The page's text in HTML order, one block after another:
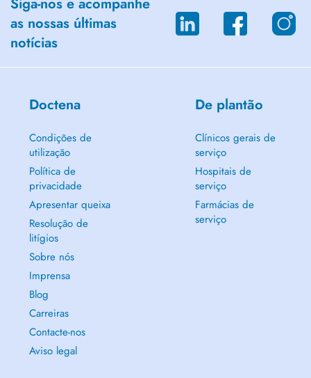
paradas en Gare, Auberge de Jeunesse y Passerelle.
- Hay un laboratorio de análisis clínicos cerca del consultorio.
- "Paiement Immédiat Direct " (PID) es disponible.
as nossas últimas
notícias
Doctena
Condições de
utilização
Política de
privacidade
Apresentar queixa
Resolução de
litígios
Sobre nós
Imprensa
Blog
Carreiras
Contacte-nos
Aviso legal
De plantão
Clínicos gerais de
serviço
Hospitais de
serviço
Farmácias de
serviço